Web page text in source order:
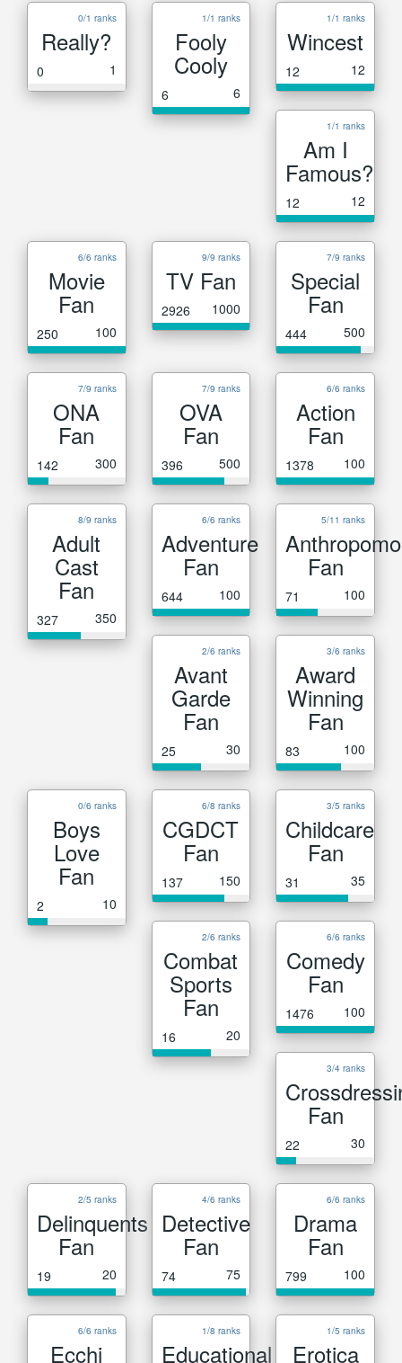
0/1 ranks
Really?
0 1
1/1 ranks
Fooly
Cooly
6 6
1/1 ranks
Wincest
12 12
1/1 ranks
Am I
Famous?
12 12
6/6 ranks
Movie
Fan
250 100
9/9 ranks
TV Fan
2926 1000
7/9 ranks
Special
Fan
444 500
7/9 ranks
ONA
Fan
142 300
7/9 ranks
OVA
Fan
396 500
6/6 ranks
Action
Fan
1378 100
8/9 ranks
Adult
Cast
Fan
327 350
6/6 ranks
Adventure
Fan
644 100
5/11 ranks
Fan
71 100
2/6 ranks
Avant
Garde
Fan
25 30
3/6 ranks
Award
Winning
Fan
83 100
0/6 ranks
Boys
Love
Fan
2 10
6/8 ranks
CGDCT
Fan
137 150
3/5 ranks
Childcare
Fan
31 35
2/6 ranks
Combat
Sports
Fan
16 20
6/6 ranks
Comedy
Fan
1476 100
3/4 ranks
Fan
22 30
2/5 ranks
Delinquents
Fan
19 20
4/6 ranks
Detective
Fan
74 75
6/6 ranks
Drama
Fan
799 100
6/6 ranks
Ecchi
1/8 ranks
Educational
1/5 ranks
Erotica